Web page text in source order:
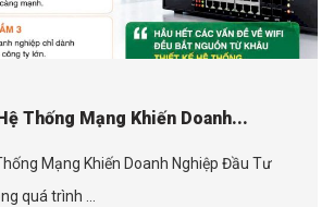
Thống Mạng Khiến Doanh...
Mạng Khiến Doanh Nghiệp Đầu Tư
quá trình ...